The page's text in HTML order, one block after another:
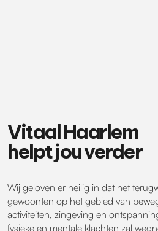
Vitaal Haarlem
helpt jou verder
Wij geloven er heilig in dat het
gewoonten op het gebied van
activiteiten, zingeving en
fysieke en mentale klachten zal